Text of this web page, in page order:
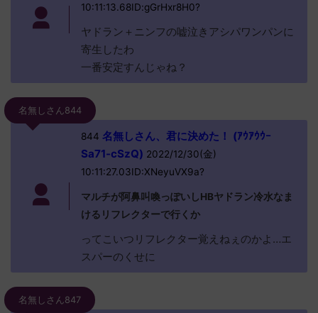
10:11:13.68ID:gGrHxr8H0?
ヤドラン＋ニンフの嘘泣きアシパワンパンに
寄生したわ
一番安定すんじゃね？
名無しさん844
844 名無しさん、君に決めた！ (ｱｳｱｳｳｰ
Sa71-cSzQ) 2022/12/30(金)
10:11:27.03ID:XNeyuVX9a?
マルチが阿鼻叫喚っぽいしHBヤドラン冷水なま
けるリフレクターで行くか
ってこいつリフレクター覚えねぇのかよ…エ
スパーのくせに
名無しさん847